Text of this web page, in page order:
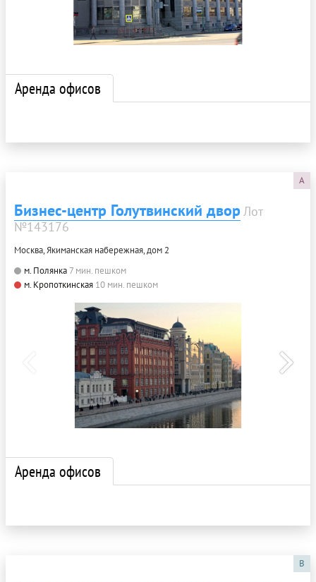
Аренда офисов
A
Бизнес-центр Голутвинский дворЛот
№143176
Москва, Якиманская набережная, дом 2
м. Полянка 7 мин. пешком
м. Кропоткинская 10 мин. пешком
Аренда офисов
B